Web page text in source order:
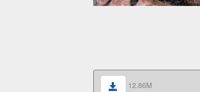
12.86M